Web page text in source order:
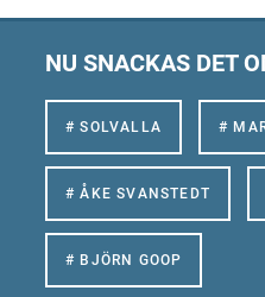
NU SNACKAS DET
# SOLVALLA #
# ÅKE SVANSTEDT
# BJÖRN GOOP